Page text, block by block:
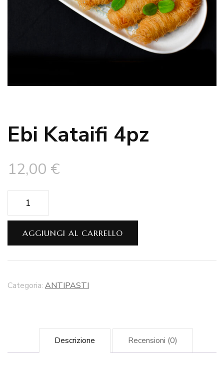
Ebi Kataifi 4pz
12,00 €
Kataifi
AGGIUNGI AL CARRELLO
Categoria: ANTIPASTI
Descrizione Recensioni (0)